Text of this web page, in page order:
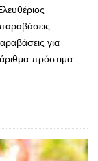
για
πρόστιμα